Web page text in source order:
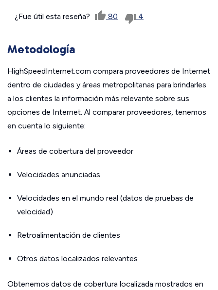
¿Fue útil esta reseña? 80 4
Metodología
HighSpeedInternet.com compara proveedores de Internet
dentro de ciudades y áreas metropolitanas para brindarles
a los clientes la información más relevante sobre sus
opciones de Internet. Al comparar proveedores, tenemos
en cuenta lo siguiente:
Áreas de cobertura del proveedor
Velocidades anunciadas
Velocidades en el mundo real (datos de pruebas de
velocidad)
Retroalimentación de clientes
Otros datos localizados relevantes
Obtenemos datos de cobertura localizada mostrados en